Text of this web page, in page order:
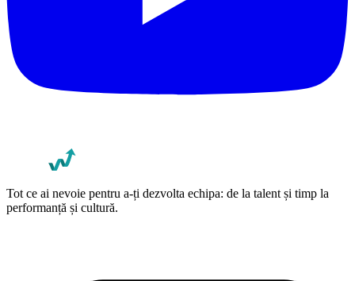
Tot ce ai nevoie pentru a-ți dezvolta echipa: de la talent și timp la
performanță și cultură.